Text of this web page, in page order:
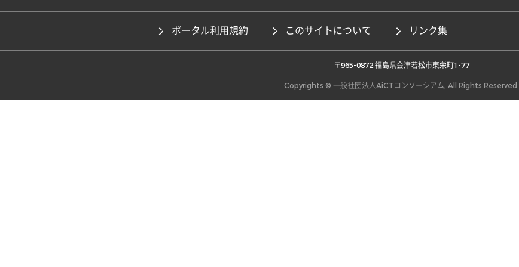
ポータル利用規約 このサイトについて リンク集
〒965-0872 福島県会津若松市東栄町1-77
Copyrights © 一般社団法人AiCTコンソーシアム, All Rights Reserved.